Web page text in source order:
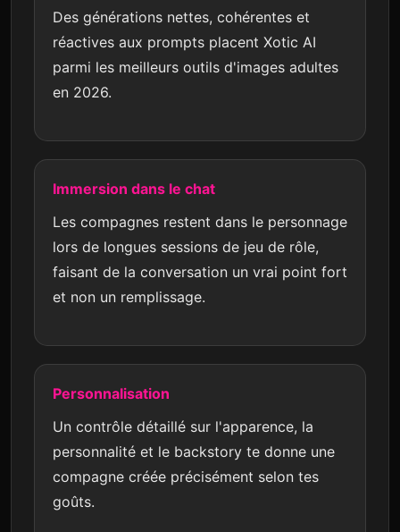
Des générations nettes, cohérentes et
réactives aux prompts placent Xotic AI
parmi les meilleurs outils d'images adultes
en 2026.
Immersion dans le chat
Les compagnes restent dans le personnage
lors de longues sessions de jeu de rôle,
faisant de la conversation un vrai point fort
et non un remplissage.
Personnalisation
Un contrôle détaillé sur l'apparence, la
personnalité et le backstory te donne une
compagne créée précisément selon tes
goûts.